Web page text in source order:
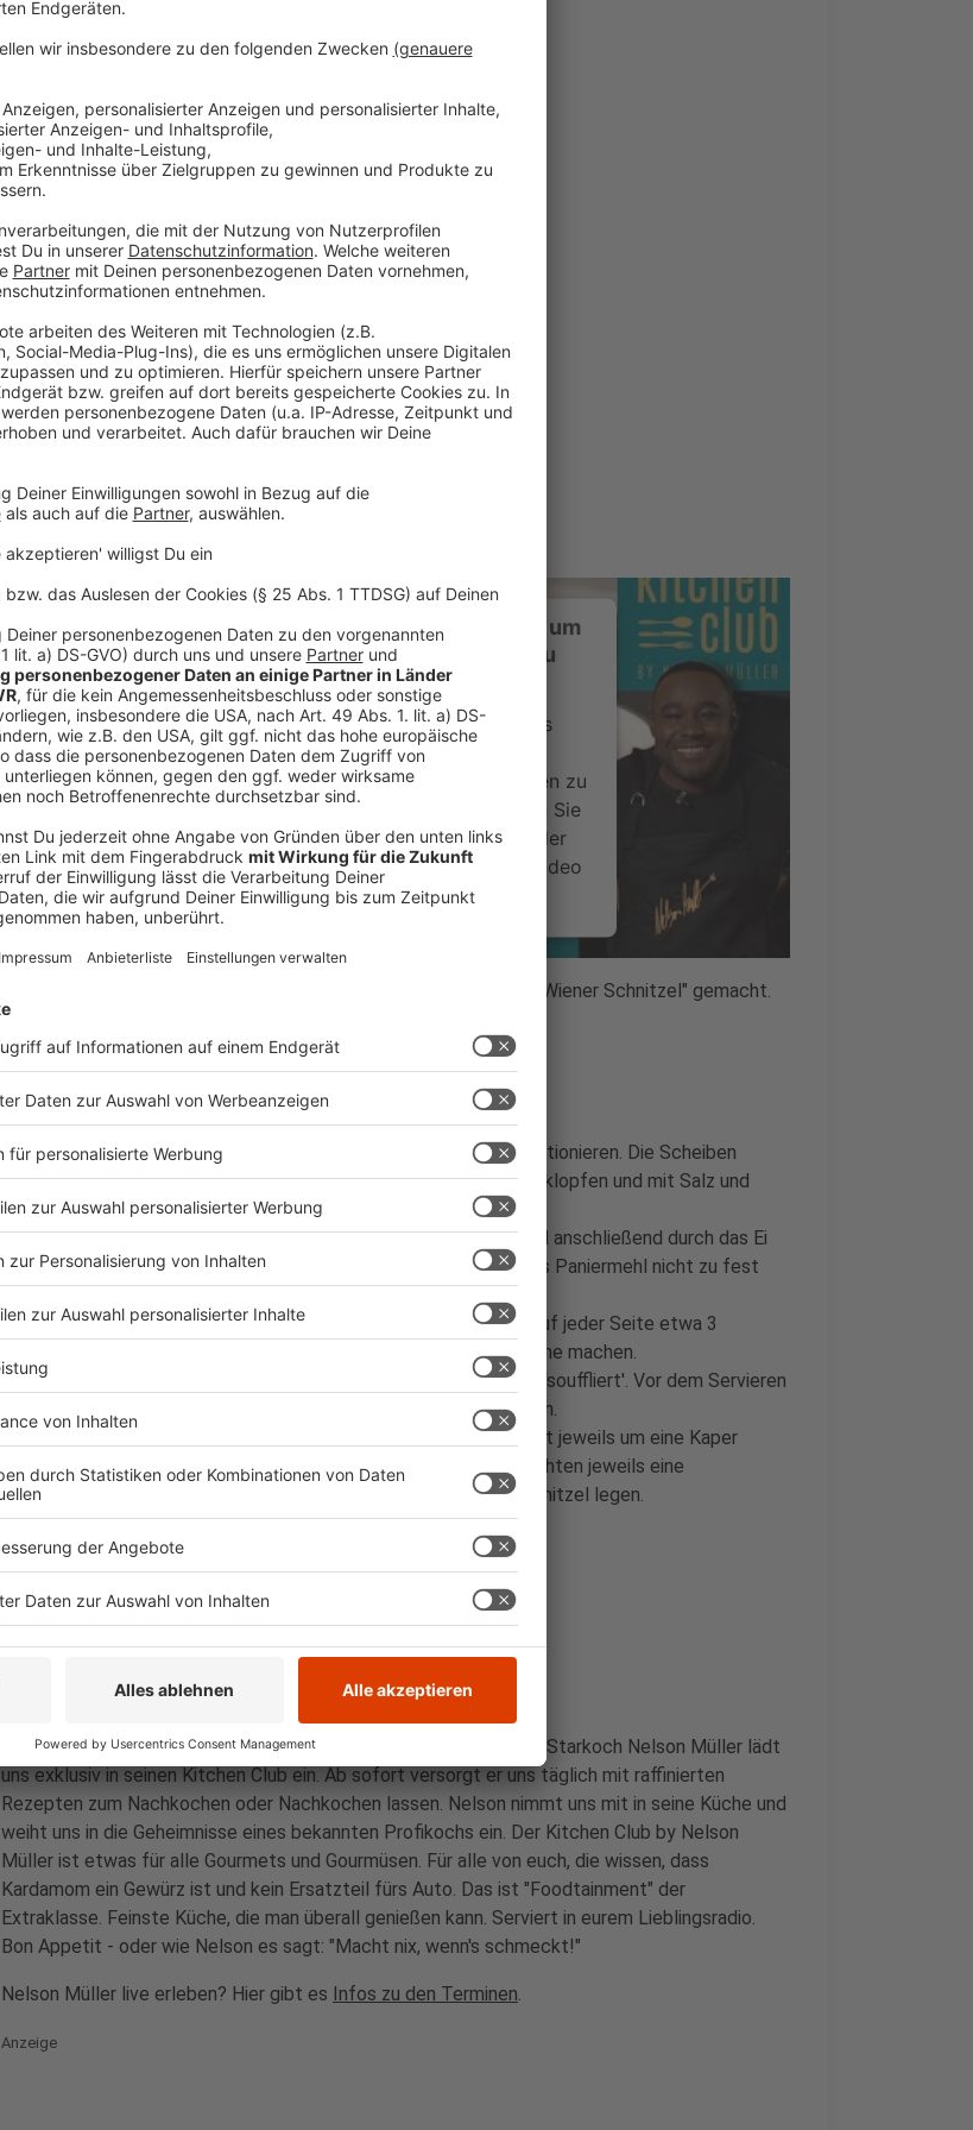
320g Kalbsrücken ausgelöst
100g Mehl
200g Weißbrotkrumme
200g Butterschmalz
50ml Öl
Salz, Pfeffer aus der Mühle
Für die Garnitur:
4 St Sardellen
1 Limette
Anzeige
Anzeige
Wir benötigen Ihre Zustimmung, um
den YouTube Video-Service zu
laden!
Wir verwenden einen Service eines
Drittanbieters, um Videoinhalte
einzubetten. Dieser Service kann Daten zu
Ihren Aktivitäten sammeln. Bitte lesen Sie
die Details durch und stimmen Sie der
Nutzung des Service zu, um dieses Video
anzusehen.
powered byUsercentrics Consent Management
Platform
Zusammen mit dem YouTuber Max hat Nelson Müller das "beste Wiener Schnitzel" gemacht.
Wie? Das seht ihr hier.
Anzeige
Für das Schnitzel den Kalbsrücken in vier dünne Scheiben portionieren. Die Scheiben
zwischen zwei Folien legen und mit einem Plattiereisen flachklopfen und mit Salz und
Pfeffer würzen. Die Eier verquirlen.
Danach die Schnitzel zunächst von beiden Seiten mehlen und anschließend durch das Ei
ziehen und mit dem Paniermehl sorgfältig panieren. Dabei das Paniermehl nicht zu fest
Die Schnitzel in reichlich heißem Fett Goldgelb ausbacken, auf jeder Seite etwa 3
Minuten, dabei kreisende Schwenkbewegungen mit der Pfanne machen.
Das Schnitzel ist perfekt, wenn die Panade Blasen wirft und 'souffliert'. Vor dem Servieren
die Schnitzel auf einem Stück Küchenpapier abtropfen lassen.
Für die Dekoration beziehungsweise Garnitur ein Sardellenfilet jeweils um eine Kaper
wickeln. Die Limette in dünne Scheiben schneiden. Zum Anrichten jeweils eine
Limettenscheibe mit einer eingewickelten Kaper auf die Schnitzel legen.
Anzeige
Das ist der Kitchen Club by Nelson Müller
Bei euch läuft das Radio in der Küche, bei uns die Küche im Radio. Starkoch Nelson Müller lädt
uns exklusiv in seinen Kitchen Club ein. Ab sofort versorgt er uns täglich mit raffinierten
Rezepten zum Nachkochen oder Nachkochen lassen. Nelson nimmt uns mit in seine Küche und
weiht uns in die Geheimnisse eines bekannten Profikochs ein. Der Kitchen Club by Nelson
Müller ist etwas für alle Gourmets und Gourmüsen. Für alle von euch, die wissen, dass
Kardamom ein Gewürz ist und kein Ersatzteil fürs Auto. Das ist "Foodtainment" der
Extraklasse. Feinste Küche, die man überall genießen kann. Serviert in eurem Lieblingsradio.
Bon Appetit - oder wie Nelson es sagt: "Macht nix, wenn's schmeckt!"
Nelson Müller live erleben? Hier gibt es Infos zu den Terminen.
Anzeige